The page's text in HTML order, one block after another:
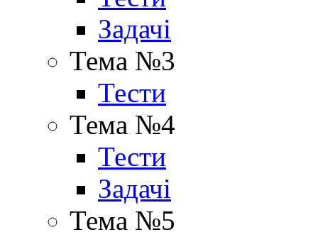
Задачі
Тема №3
Тести
Тема №4
Тести
Задачі
Тема №5